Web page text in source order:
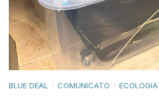
BLUE DEAL COMUNICATO ECOLOGIA